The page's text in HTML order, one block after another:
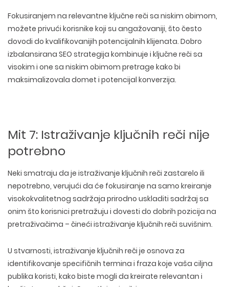
WEB TEHNOLOGIJE
WORDPRESS
ECOMMERCE
CUSTOM WEB APLIKACIJE
DIZAJN WEB SAJTA
UI/UX DIZAJN
LOGO I BRENDING
SEO OPTIMIZACIJA
Fokusiranjem na relevantne ključne reči sa niskim obimom,
možete privući korisnike koji su angažovaniji, što često
dovodi do kvalifikovanijih potencijalnih klijenata. Dobro
izbalansirana SEO strategija kombinuje i ključne reči sa
visokim i one sa niskim obimom pretrage kako bi
maksimalizovala domet i potencijal konverzija.
Mit 7: Istraživanje ključnih reči nije
potrebno
Neki smatraju da je istraživanje ključnih reči zastarelo ili
nepotrebno, verujući da će fokusiranje na samo kreiranje
visokokvalitetnog sadržaja prirodno uskladiti sadržaj sa
onim što korisnici pretražuju i dovesti do dobrih pozicija na
pretraživačima – čineći istraživanje ključnih reči suvišnim.
U stvarnosti, istraživanje ključnih reči je osnova za
identifikovanje specifičnih termina i fraza koje vaša ciljna
publika koristi, kako biste mogli da kreirate relevantan i